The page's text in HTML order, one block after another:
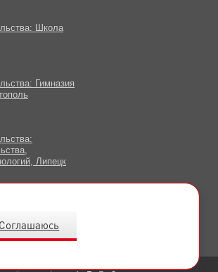
Школа
Гимназия
Липецк
Соглашаюсь